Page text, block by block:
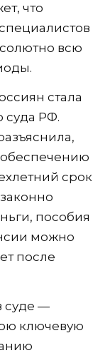
что
всю
стала
суда РФ.
срок
пособия
можно
после
суде —
ключевую